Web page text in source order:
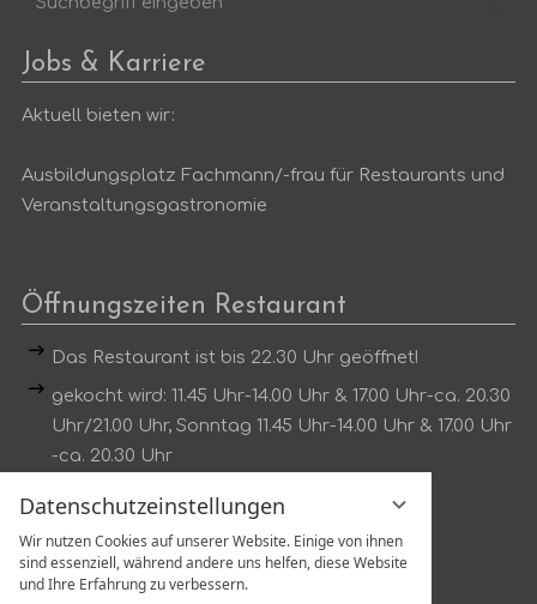
Datenschutzeinstellungen
Wir nutzen Cookies auf unserer Website. Einige von ihnen
sind essenziell, während andere uns helfen, diese Website
und Ihre Erfahrung zu verbessern.
Jobs & Karriere
Aktuell bieten wir:
Ausbildungsplatz Fachmann/-frau für Restaurants und
Veranstaltungsgastronomie
Öffnungszeiten Restaurant
Das Restaurant ist bis 22.30 Uhr geöffnet!
gekocht wird: 11.45 Uhr-14.00 Uhr & 17.00 Uhr-ca. 20.30
Uhr/21.00 Uhr, Sonntag 11.45 Uhr-14.00 Uhr & 17.00 Uhr
-ca. 20.30 Uhr
Dienstag kein Mittagstisch
Tischreservierung unter:
Tel.:07802 1319